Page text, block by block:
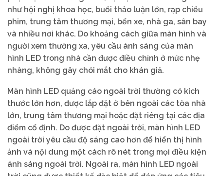
như hội nghị khoa học, buổi thảo luận lớn, rạp chiếu
phim, trung tâm thương mại, bến xe, nhà ga, sân bay
và nhiều nơi khác. Do khoảng cách giữa màn hình và
người xem thường xa, yêu cầu ánh sáng của màn
hình LED trong nhà cần được điều chỉnh ở mức nhẹ
nhàng, không gây chói mắt cho khán giả.
Màn hình LED quảng cáo ngoài trời thường có kích
thước lớn hơn, được lắp đặt ở bên ngoài các tòa nhà
lớn, trung tâm thương mại hoặc đặt riêng tại các địa
điểm cố định. Do được đặt ngoài trời, màn hình LED
ngoài trời yêu cầu độ sáng cao hơn để hiển thị hình
ảnh và nội dung một cách rõ nét trong mọi điều kiện
ánh sáng ngoài trời. Ngoài ra, màn hình LED ngoài